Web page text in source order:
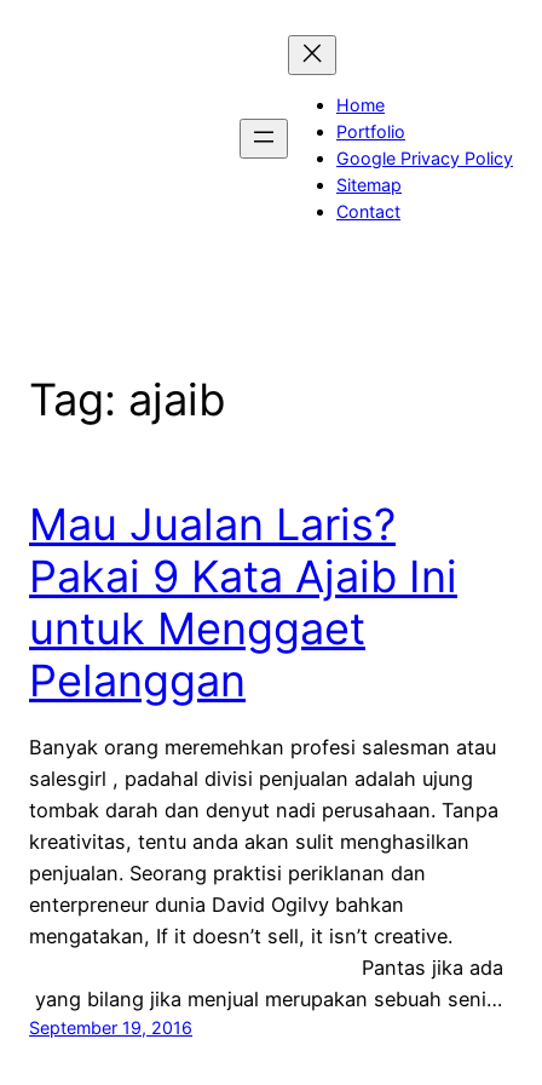
Home
Portfolio
Google Privacy Policy
Sitemap
Contact
Tag: ajaib
Mau Jualan Laris?
Pakai 9 Kata Ajaib Ini
untuk Menggaet
Pelanggan
Banyak orang meremehkan profesi salesman atau
salesgirl , padahal divisi penjualan adalah ujung
tombak darah dan denyut nadi perusahaan. Tanpa
kreativitas, tentu anda akan sulit menghasilkan
penjualan. Seorang praktisi periklanan dan
enterpreneur dunia David Ogilvy bahkan
mengatakan, If it doesn’t sell, it isn’t creative.
Pantas jika ada
yang bilang jika menjual merupakan sebuah seni…
September 19, 2016